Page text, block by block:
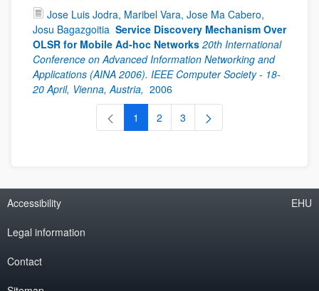
Jose Luis Jodra, Maribel Vara, Jose Ma Cabero,
Josu Bagazgoitia Service Discovery Mechanism Over
OLSR for Mobile Ad-hoc Networks 20th International
Conference on Advanced Information Networking and
Applications (AINA 2006). IEEE Computer Society - 18-
20 April, Vienna, Austria, 2006
Page
1 Page
2 Page
3
Accessibility
Legal information
Contact
EHU